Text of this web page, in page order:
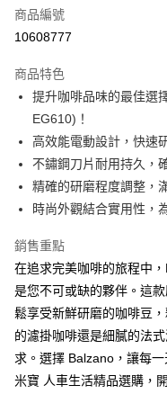
信用卡分期付款
合作金庫商業銀行
華南商業銀行
上海商業儲蓄銀行
國泰世華商業銀行
臺灣中小企業銀行
匯豐（台灣）商業銀行
聯邦商業銀行
元大商業銀行
台新國際商業銀行
台灣樂天信用卡公司
LINE Pay
Apple Pay
街口支付
悠遊付
全盈+PAY
ATM付款
運送方式
宅配
每筆NT$60，滿NT$699(
商品編號
10608777
商品特色
提升咖啡品味的最佳選
EG610)！
高效能電動設計，快速
不鏽鋼刀片耐用持久，
精確的研磨程度調整，
時尚外觀結合實用性，
銷售重點
在追求完美咖啡的旅程中
是您不可或缺的夥伴。這
鬆享受新鮮研磨的咖啡豆
的濾掛咖啡還是細膩的法
求。選擇 Balzano，讓每
米寶 人車生活精品選購，